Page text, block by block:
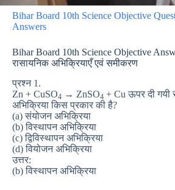
Bihar Board 10th Science Objective
Answers
Bihar Board 10th Science Objective
रासायनिक अभिक्रियाएँ एवं समीकरण
प्रश्न 1.
Zn + CuSO4 → ZnSO4 + Cu ऊपर दी गयी
अभिक्रिया किस प्रकार की है?
(a) संयोजन अभिक्रिया
(b) विस्थापन अभिक्रिया
(c) द्विविस्थापन अभिक्रिया
(d) वियोजन अभिक्रिया
उत्तर:
(b) विस्थापन अभिक्रिया